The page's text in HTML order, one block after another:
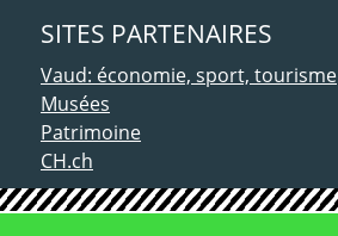
SITES PARTENAIRES
Vaud: économie, sport, tourisme
Musées
Patrimoine
CH.ch